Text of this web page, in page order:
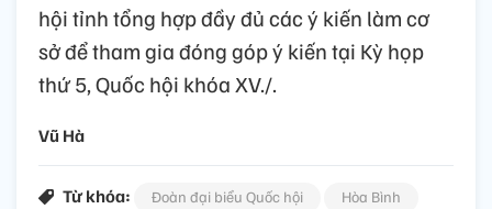
hội tỉnh tổng hợp đầy đủ các ý kiến làm cơ
sở để tham gia đóng góp ý kiến tại Kỳ họp
thứ 5, Quốc hội khóa XV./.
Vũ Hà
Từ khóa: Đoàn đại biểu Quốc hội
Hòa Bình